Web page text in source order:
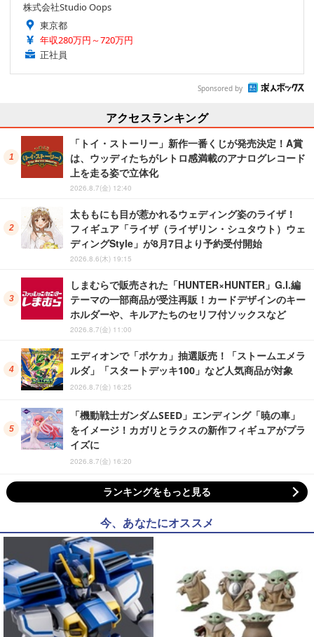
株式会社Studio Oops
東京都
年収280万円～720万円
正社員
Sponsored by
アクセスランキング
「トイ・ストーリー」新作一番くじが発売決定！A賞
は、ウッディたちがレトロ感満載のアナログレコード
上を走る姿で立体化
2026.8.7(金) 12:40
太ももにも目が惹かれるウェディング姿のライザ！
フィギュア「ライザ（ライザリン・シュタウト）ウェ
ディングStyle」が8月7日より予約受付開始
2026.8.6(木) 19:15
しまむらで販売された「HUNTER×HUNTER」G.I.編
テーマの一部商品が受注再販！カードデザインのキー
ホルダーや、キルアたちのセリフ付ソックスなど
2026.8.7(金) 11:00
エディオンで「ポケカ」抽選販売！「ストームエメラ
ルダ」「スタートデッキ100」など人気商品が対象
2026.8.7(金) 16:25
「機動戦士ガンダムSEED」エンディング「暁の車」
をイメージ！カガリとラクスの新作フィギュアがプラ
イズに
2026.8.7(金) 16:20
ランキングをもっと見る
今、あなたにオススメ